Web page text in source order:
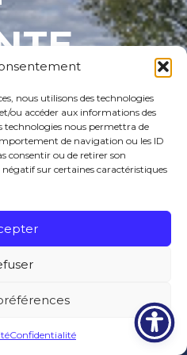
nous utilisons des technologies
ou accéder aux informations des
technologies nous permettra de
de navigation ou les ID
consentir ou de retirer son
sur certaines caractéristiques
Confidentialité
Publications
légales
Associations